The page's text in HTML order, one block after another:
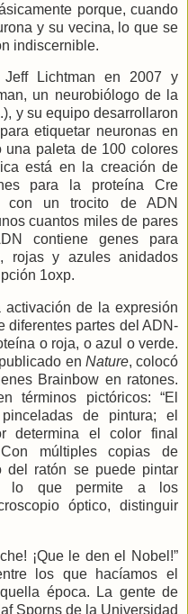
porque, cuando
y su vecina, lo que se
indiscernible.
Lichtman en 2007 y
un neurobiólogo de la
y su equipo desarrollaron
etiquetar neuronas en
una paleta de 100 colores
está en la creación de
para la proteína Cre
con un trocito de ADN
cuantos miles de pares
contiene genes para
rojas y azules anidados
1oxp.
de la expresión
diferentes partes del ADN-
o roja, o azul o verde.
en Nature, colocó
Brainbow en ratones.
términos pictóricos: “El
de pintura; el
determina el color final
múltiples copias de
del ratón se puede pintar
lo que permite a los
óptico, distinguir
¡Que le den el Nobel!”
los que hacíamos el
época. La gente de
Sporns de la Universidad